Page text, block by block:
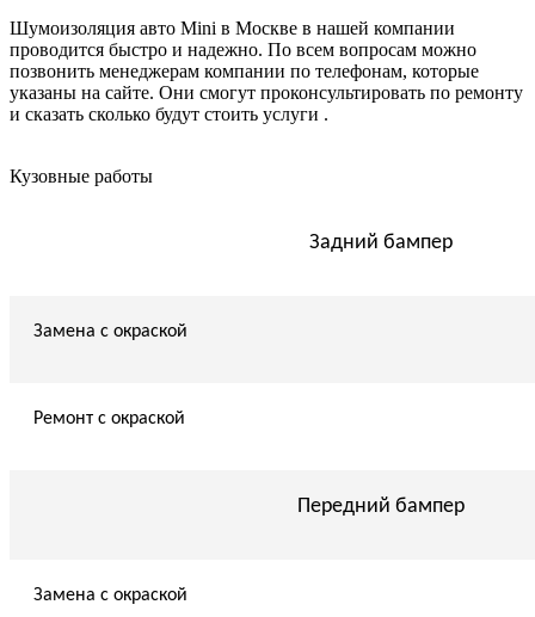
Шумоизоляция авто Mini в Москве в нашей компании
проводится быстро и надежно. По всем вопросам можно
позвонить менеджерам компании по телефонам, которые
указаны на сайте. Они смогут проконсультировать по ремонту
и сказать сколько будут стоить услуги .
Кузовные работы
Задний бампер
Замена с окраской
Ремонт с окраской
Передний бампер
Замена с окраской